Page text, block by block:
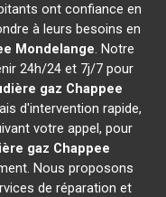
ont confiance en
à leurs besoins en
Mondelange. Notre
24h/24 et 7j/7 pour
gaz Chappee
d'intervention rapide,
votre appel, pour
gaz Chappee
Nous proposons
de réparation et